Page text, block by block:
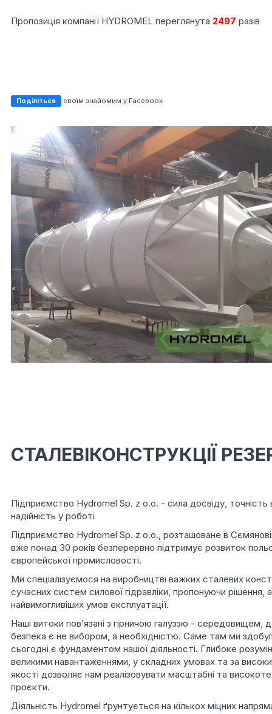
Пропозиція компанії HYDROMEL переглянута 2497 разів
Поділіться своїм знайомим у Facebook
СТАЛЕВІКОНСТРУКЦІЇ
Підприємство Hydromel Sp. z o.o. - сила досвіду, точність
надійність у роботі
Підприємство Hydromel Sp. z o.o., розташоване в
вже понад 30 років безперервно підтримує розвиток
європейської промисловості.
Ми спеціалізуємося на виробництві важких сталевих
сучасних систем силової гідравліки, пропонуючи рішення,
найвимогливіших умов експлуатації.
Наші витоки пов’язані з гірничою галуззю - середовищем,
безпека є не вибором, а необхідністю. Саме там ми
сьогодні є фундаментом нашої діяльності. Глибоке
великими навантаженнями, у складних умовах та за
якості дозволяє нам реалізовувати масштабні та
проєкти.
Діяльність Hydromel ґрунтується на кількох міцних